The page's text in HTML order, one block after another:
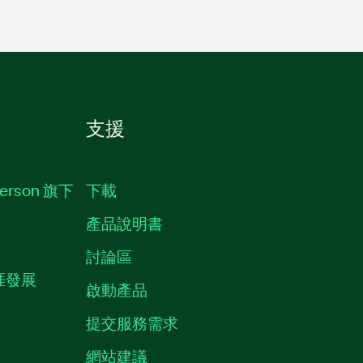
旗下
發展
支援
下載
產品說明書
討論區
啟動產品
提交服務需求
網站建議